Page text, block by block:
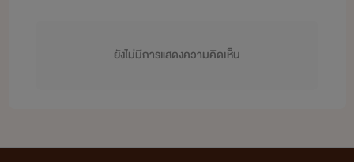
ยังไม่มีการแสดงความคิดเห็น